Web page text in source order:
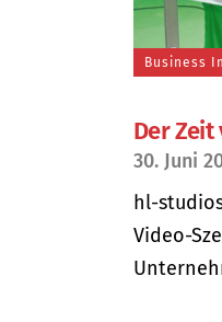
Business
Der Zeit
30. Juni
hl-
Video-